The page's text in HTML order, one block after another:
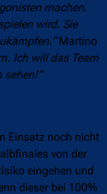
machen.
wird. Sie
Martino
Ich will das Team
sehen!“
Einsatz noch nicht
von der
eingehen und
dieser bei 100%